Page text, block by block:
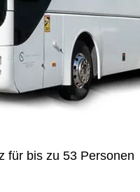
für bis zu 53 Personen